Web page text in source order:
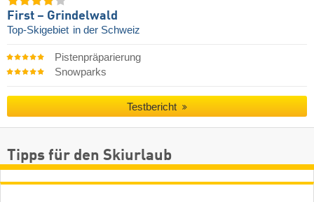
First – Grindelwald
Top-Skigebiet in der Schweiz
Pistenpräparierung
Snowparks
Testbericht
Tipps für den Skiurlaub